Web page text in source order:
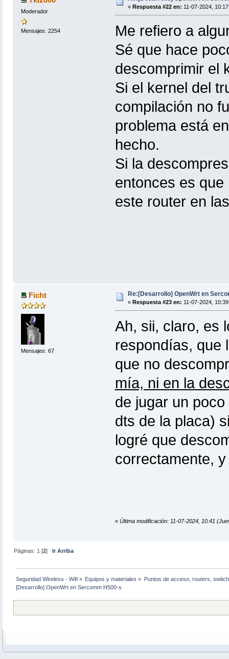
Moderador
Mensajes: 2254
« Respuesta #22 en: 11-07-2024,
Me refiero a
Sé que hace
descomprimir el
Si el kernel del
compilación no
problema está
hecho.
Si la
entonces es
este router en
Ficht
Mensajes: 67
Re:[Desarrollo] OpenWrt en
« Respuesta #23 en: 11-07-2024,
Ah, sii, claro, es
respondías, que
que no
mía, ni en la
de jugar un
dts de la placa)
logré que
correctamente,
« Última modificación: 11-07-2024, 10:41
Páginas: 1 [2]Ir Arriba
Seguridad Wireless - Wifi » Equipos y materiales » Puntos de acceso, routers,
[Desarrollo] OpenWrt en Sercomm H500-s